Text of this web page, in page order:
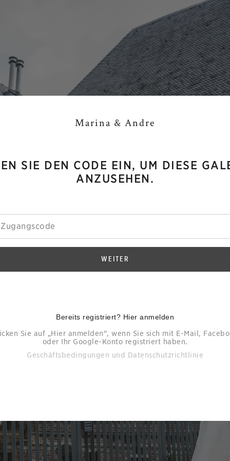
Marina & Andre
SIE DEN CODE EIN, UM DIESE
ANZUSEHEN.
WEITER
Bereits registriert? Hier anmelden
Sie auf „Hier anmelden”, wenn Sie sich mit E-Mail,
oder Ihr Google-Konto registriert haben.
Geschäftsbedingungen und Datenschutzrichtlinie